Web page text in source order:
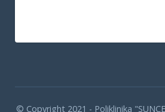
© Copyright 2021 - Poliklinika